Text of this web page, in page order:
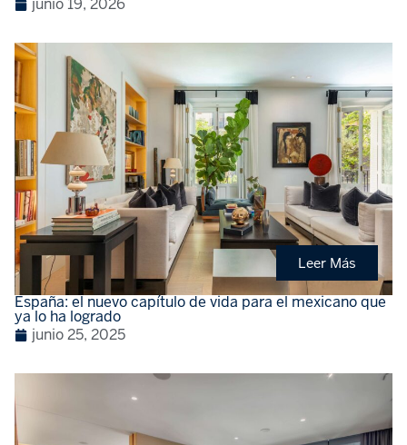
junio 19, 2026
Leer Más
España: el nuevo capítulo de vida para el mexicano que
ya lo ha logrado
junio 25, 2025